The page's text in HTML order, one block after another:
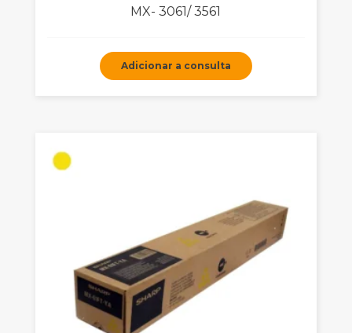
MX- 3061/ 3561
Adicionar a consulta